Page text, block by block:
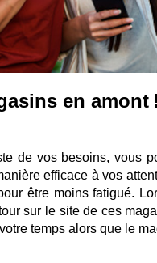
en amont !
de vos besoins, vous
efficace à vos
être moins fatigué.
sur le site de ces
temps alors que le